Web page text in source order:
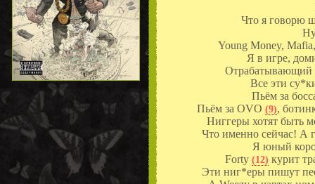
Что я говорю
Young Money,
Я в игре,
Отрабатывающий
Все эти
Пьём за
Пьём за OVO (9),
Ниггеры хотят быть
Что именно сейчас! А
Я юный
Forty (12) курит
Эти ниг*еры пишут